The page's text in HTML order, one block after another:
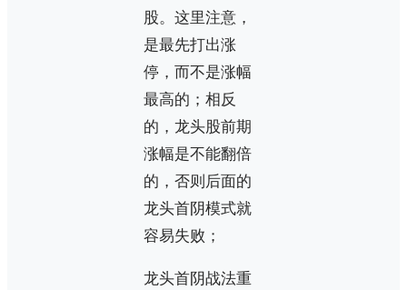
股。这里注意，
是最先打出涨
停，而不是涨幅
最高的；相反
的，龙头股前期
涨幅是不能翻倍
的，否则后面的
龙头首阴模式就
容易失败；
龙头首阴战法重